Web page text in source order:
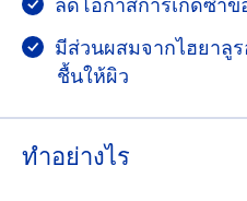
ลดโอกาสการเกิดซ้ำ
มีส่วนผสมจากไฮยาลู
ชื้นให้ผิว
ทําอย่างไร